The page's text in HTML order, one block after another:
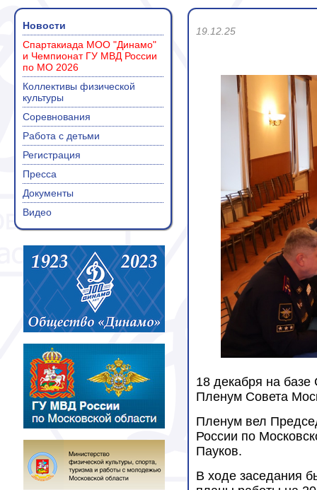
Новости
Спартакиада МОО "Динамо"
и Чемпионат ГУ МВД России
по МО 2026
Коллективы физической
культуры
Соревнования
Работа с детьми
Регистрация
Пресса
Документы
Видео
19.12.25
18 декабря на
Пленум Совета
Пленум вел
России по
Пауков.
В ходе заседания